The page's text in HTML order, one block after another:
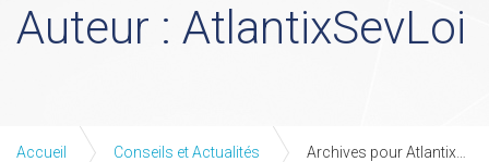
Auteur : AtlantixSevLoi
Accueil Conseils et Actualités Archives pour AtlantixSevLoi